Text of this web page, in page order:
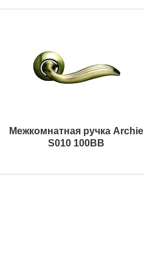
Межкомнатная ручка Archie
S010 100BB